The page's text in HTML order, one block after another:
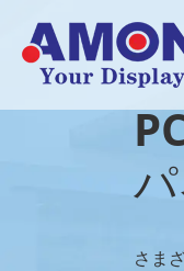
さま